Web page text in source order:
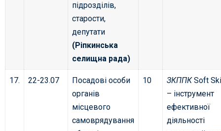
підрозділів,
старости,
депутати
(Ріпкинська
селищна рада)
17. 22-23.07
Посадові особи
органів
місцевого
самоврядування
10 ЗКППКSoft
– інструмент
ефективної
діяльності